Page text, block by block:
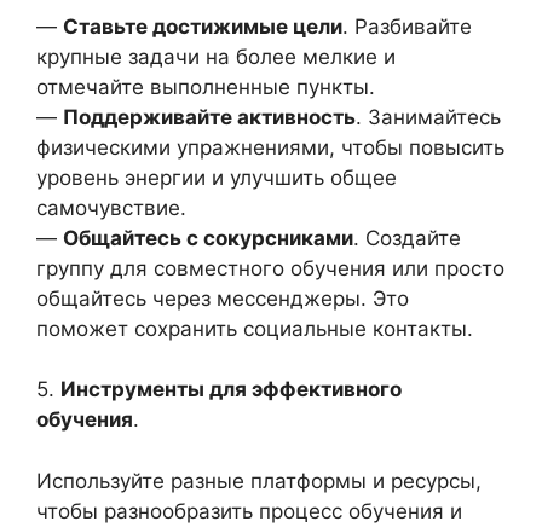
— Ставьте достижимые цели. Разбивайте
крупные задачи на более мелкие и
отмечайте выполненные пункты.
— Поддерживайте активность. Занимайтесь
физическими упражнениями, чтобы повысить
уровень энергии и улучшить общее
самочувствие.
— Общайтесь с сокурсниками. Создайте
группу для совместного обучения или просто
общайтесь через мессенджеры. Это
поможет сохранить социальные контакты.
5. Инструменты для эффективного
обучения.
Используйте разные платформы и ресурсы,
чтобы разнообразить процесс обучения и